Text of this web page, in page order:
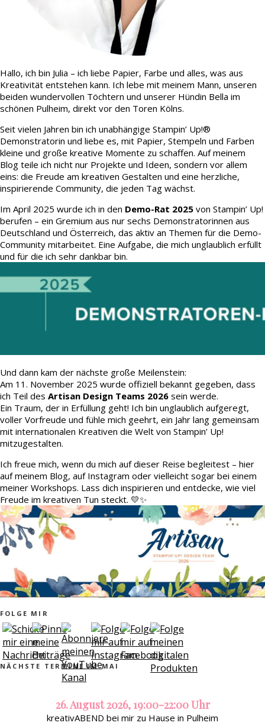
Hallo, ich bin Julia – ich liebe Papier, Farbe und alles, was aus
Kreativität entstehen kann. Ich lebe mit meinem Mann, unseren
beiden wundervollen Töchtern und unserer Hündin Bella im
schönen Pulheim, direkt vor den Toren Kölns.
Seit vielen Jahren bin ich unabhängige Stampin’ Up!®
Demonstratorin und liebe es, mit Papier, Stempeln und Farben
kleine und große kreative Momente zu schaffen. Auf meinem
Blog teile ich nicht nur Projekte und Ideen, sondern vor allem
eins: die Freude am kreativen Gestalten und eine herzliche,
inspirierende Community, die jeden Tag wächst.
Im April 2025 wurde ich in den Demo-Rat 2025 von Stampin’ Up!
berufen – ein Gremium aus nur sechs Demonstratorinnen aus
Deutschland und Österreich, das aktiv an Themen für die Demo-
Community mitarbeitet. Eine Aufgabe, die mich unglaublich erfüllt
und für die ich sehr dankbar bin.
Und dann kam der nächste große Meilenstein:
Am 11. November 2025 wurde offiziell bekannt gegeben, dass
ich Teil des Artisan Design Teams 2026 sein werde.
Ein Traum, der in Erfüllung geht! Ich bin unglaublich aufgeregt,
voller Vorfreude und fühle mich geehrt, ein Jahr lang gemeinsam
mit internationalen Kreativen die Welt von Stampin’ Up!
mitzugestalten.
Ich freue mich, wenn du mich auf dieser Reise begleitest – hier
auf meinem Blog, auf Instagram oder vielleicht sogar bei einem
meiner Workshops. Lass dich inspirieren und entdecke, wie viel
Freude im kreativen Tun steckt. 💛✨
FOLGE MIR
NÄCHSTE TERMINE IM MAI
26. August 2026, 19:00-22:00 Uhr
kreativABEND bei mir zu Hause in Pulheim